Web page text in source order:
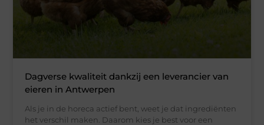
Dagverse kwaliteit dankzij een leverancier van
eieren in Antwerpen
Als je in de horeca actief bent, weet je dat ingrediënten
het verschil maken. Daarom kies je best voor een